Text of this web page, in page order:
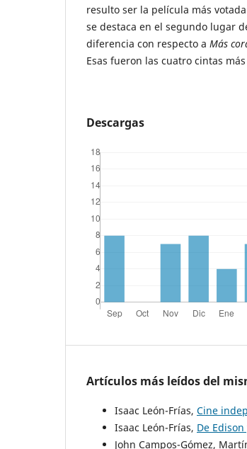
resulto ser la película más
se destaca en el segundo lugar
diferencia con respecto a Más
Esas fueron las cuatro cintas
Descargas
Artículos más leídos del
Isaac León-Frías, Cine
Isaac León-Frías, De
John Campos-Gómez,